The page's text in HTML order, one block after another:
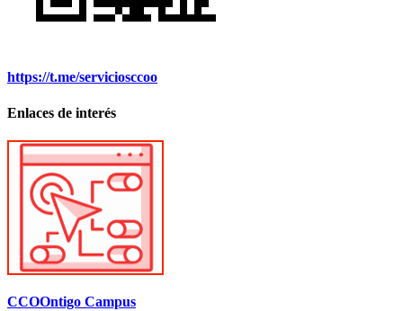
https://t.me/serviciosccoo
Enlaces de interés
CCOOntigo Campus